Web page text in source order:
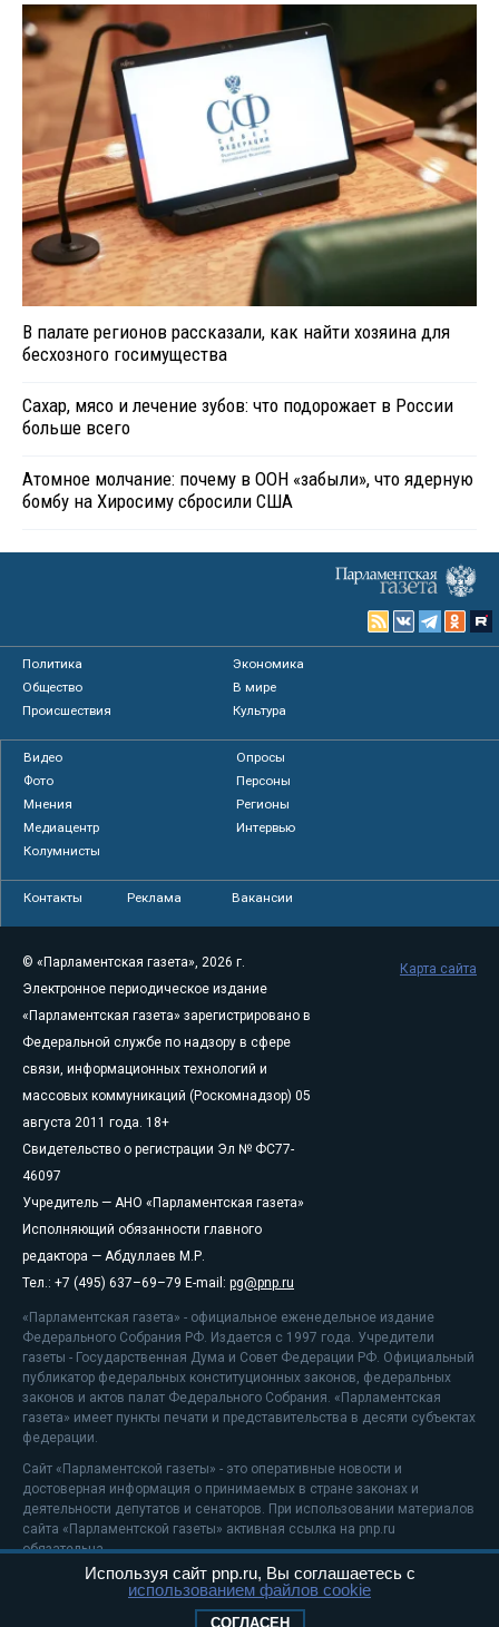
В палате регионов рассказали, как найти хозяина для
бесхозного госимущества
Сахар, мясо и лечение зубов: что подорожает в России
больше всего
Атомное молчание: почему в ООН «забыли», что ядерную
бомбу на Хиросиму сбросили США
Политика
Экономика
Общество
В мире
Происшествия
Культура
Видео
Опросы
Фото
Персоны
Мнения
Регионы
Медиацентр
Интервью
Колумнисты
Контакты Реклама Вакансии
© «Парламентская газета», 2026 г.
Электронное периодическое издание
«Парламентская газета» зарегистрировано в
Федеральной службе по надзору в сфере
связи, информационных технологий и
массовых коммуникаций (Роскомнадзор) 05
августа 2011 года. 18+
Свидетельство о регистрации Эл № ФС77-
46097
Учредитель — АНО «Парламентская газета»
Исполняющий обязанности главного
редактора — Абдуллаев М.Р.
Тел.: +7 (495) 637–69–79 E-mail: pg@pnp.ru
«Парламентская газета» - официальное еженедельное издание
Федерального Собрания РФ. Издается с 1997 года. Учредители
газеты - Государственная Дума и Совет Федерации РФ. Официальный
публикатор федеральных конституционных законов, федеральных
законов и актов палат Федерального Собрания. «Парламентская
газета» имеет пункты печати и представительства в десяти субъектах
федерации.
Сайт «Парламентской газеты» - это оперативные новости и
достоверная информация о принимаемых в стране законах и
деятельности депутатов и сенаторов. При использовании материалов
сайта «Парламентской газеты» активная ссылка на pnp.ru
обязательна.
На информационном ресурсе применяютсярекомендательные
Положение о защите персональных данных
Карта сайта
Используя сайт pnp.ru, Вы соглашаетесь с
использованием файлов cookie
СОГЛАСЕН